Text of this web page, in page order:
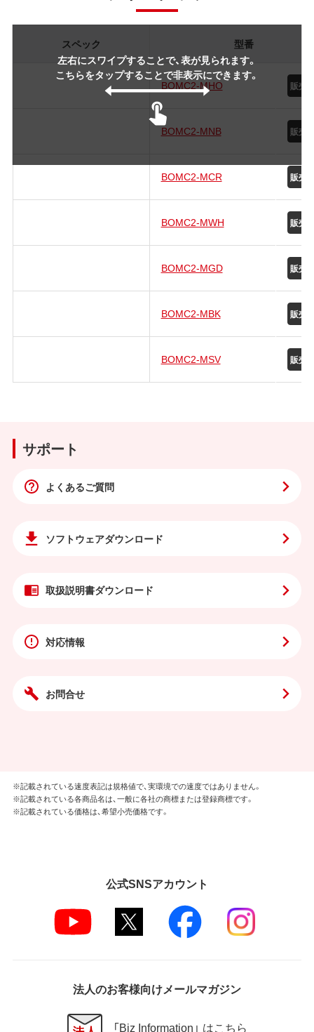
左右にスワイプすることで、表が見られます。
こちらをタップすることで非表示にできます。
スペック 型番
BOMC2-MHO
BOMC2-MNB
BOMC2-MCR
BOMC2-MWH
BOMC2-MGD
BOMC2-MBK
BOMC2-MSV
サポート
よくあるご質問
ソフトウェアダウンロード
取扱説明書ダウンロード
対応情報
お問合せ
※記載されている速度表記は規格値で、実環境での速度ではありません。
※記載されている各商品名は、一般に各社の商標または登録商標です。
※記載されている価格は、希望小売価格です。
公式SNSアカウント
法人のお客様向けメールマガジン
「Biz Information」 はこちら